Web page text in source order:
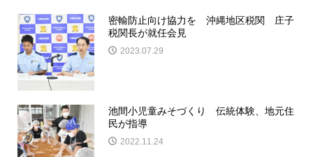
密輸防止向け協力を 沖縄地区税関 庄子
税関長が就任会見
2023.07.29
池間小児童みそづくり 伝統体験、地元住
民が指導
2022.11.24